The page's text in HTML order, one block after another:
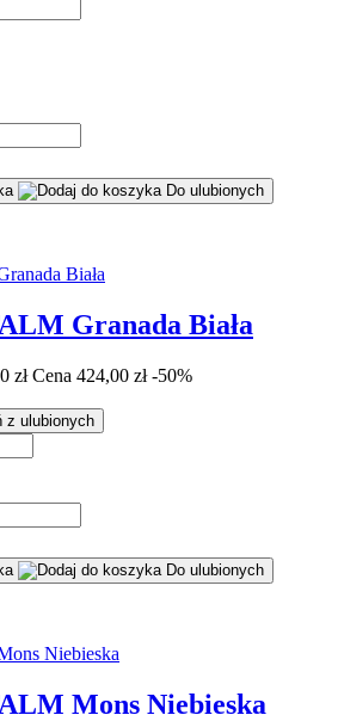
Do ulubionych
Granada Biała
zł Cena 424,00 zł -50%
z ulubionych
Do ulubionych
Mons Niebieska